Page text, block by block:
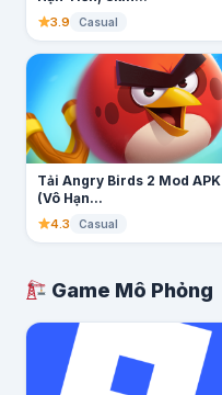
3.9 Casual
Tải Angry Birds 2 Mod APK
(Vô Hạn...
4.3 Casual
Game Mô Phỏng